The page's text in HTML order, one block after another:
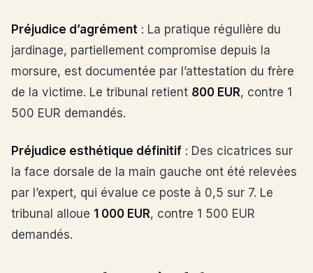
Préjudice d’agrément : La pratique régulière du
jardinage, partiellement compromise depuis la
morsure, est documentée par l’attestation du frère
de la victime. Le tribunal retient 800 EUR, contre 1
500 EUR demandés.
Préjudice esthétique définitif : Des cicatrices sur
la face dorsale de la main gauche ont été relevées
par l’expert, qui évalue ce poste à 0,5 sur 7. Le
tribunal alloue 1 000 EUR, contre 1 500 EUR
demandés.